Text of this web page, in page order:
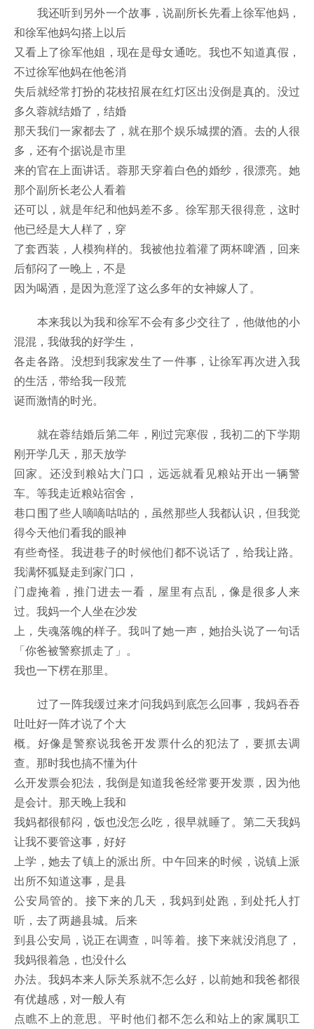
我还听到另外一个故事，说副所长先看上徐军他妈，
和徐军他妈勾搭上以后
又看上了徐军他姐，现在是母女通吃。我也不知道真假，
不过徐军他妈在他爸消
失后就经常打扮的花枝招展在红灯区出没倒是真的。没过
多久蓉就结婚了，结婚
那天我们一家都去了，就在那个娱乐城摆的酒。去的人很
多，还有个据说是市里
来的官在上面讲话。蓉那天穿着白色的婚纱，很漂亮。她
那个副所长老公人看着
还可以，就是年纪和他妈差不多。徐军那天很得意，这时
他已经是大人样了，穿
了套西装，人模狗样的。我被他拉着灌了两杯啤酒，回来
后郁闷了一晚上，不是
因为喝酒，是因为意淫了这么多年的女神嫁人了。
本来我以为我和徐军不会有多少交往了，他做他的小
混混，我做我的好学生，
各走各路。没想到我家发生了一件事，让徐军再次进入我
的生活，带给我一段荒
诞而激情的时光。
就在蓉结婚后第二年，刚过完寒假，我初二的下学期
刚开学几天，那天放学
回家。还没到粮站大门口，远远就看见粮站开出一辆警
车。等我走近粮站宿舍，
巷口围了些人嘀嘀咕咕的，虽然那些人我都认识，但我觉
得今天他们看我的眼神
有些奇怪。我进巷子的时候他们都不说话了，给我让路。
我满怀狐疑走到家门口，
门虚掩着，推门进去一看，屋里有点乱，像是很多人来
过。我妈一个人坐在沙发
上，失魂落魄的样子。我叫了她一声，她抬头说了一句话
「你爸被警察抓走了」。
我也一下楞在那里。
过了一阵我缓过来才问我妈到底怎么回事，我妈吞吞
吐吐好一阵才说了个大
概。好像是警察说我爸开发票什么的犯法了，要抓去调
查。那时我也搞不懂为什
么开发票会犯法，我倒是知道我爸经常要开发票，因为他
是会计。那天晚上我和
我妈都很郁闷，饭也没怎么吃，很早就睡了。第二天我妈
让我不要管这事，好好
上学，她去了镇上的派出所。中午回来的时候，说镇上派
出所不知道这事，是县
公安局管的。接下来的几天，我妈到处跑，到处托人打
听，去了两趟县城。后来
到县公安局，说正在调查，叫等着。接下来就没消息了，
我妈很着急，也没什么
办法。我妈本来人际关系就不怎么好，以前她和我爸都很
有优越感，对一般人有
点瞧不上的意思。平时他们都不怎么和站上的家属职工